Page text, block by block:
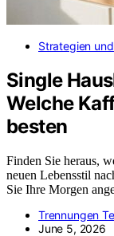
Strategien
Single
Welche
besten
Finden Sie heraus,
neuen Lebensstil
Sie Ihre Morgen
Trennungen
June 5, 2026